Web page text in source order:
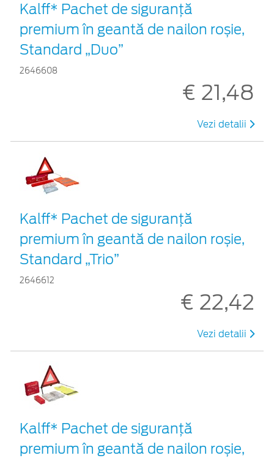
Kalff* Pachet de siguranţă
premium în geantă de nailon roșie,
Standard „Duo”
2646608
€ 21,48
Vezi detalii
Kalff* Pachet de siguranţă
premium în geantă de nailon roșie,
Standard „Trio”
2646612
€ 22,42
Vezi detalii
Kalff* Pachet de siguranţă
premium în geantă de nailon roșie,